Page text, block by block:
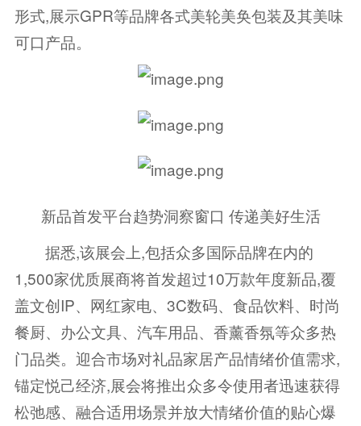
形式,展示GPR等品牌各式美轮美奂包装及其美味
可口产品。
新品首发平台趋势洞察窗口 传递美好生活
据悉,该展会上,包括众多国际品牌在内的
1,500家优质展商将首发超过10万款年度新品,覆
盖文创IP、网红家电、3C数码、食品饮料、时尚
餐厨、办公文具、汽车用品、香薰香氛等众多热
门品类。迎合市场对礼品家居产品情绪价值需求,
锚定悦己经济,展会将推出众多令使用者迅速获得
松弛感、融合适用场景并放大情绪价值的贴心爆